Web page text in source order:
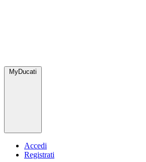
MyDucati
Accedi
Registrati